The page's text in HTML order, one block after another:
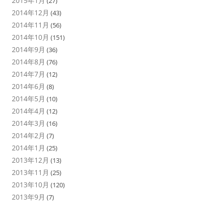
2014年12月 (43)
2014年11月 (56)
2014年10月 (151)
2014年9月 (36)
2014年8月 (76)
2014年7月 (12)
2014年6月 (8)
2014年5月 (10)
2014年4月 (12)
2014年3月 (16)
2014年2月 (7)
2014年1月 (25)
2013年12月 (13)
2013年11月 (25)
2013年10月 (120)
2013年9月 (7)